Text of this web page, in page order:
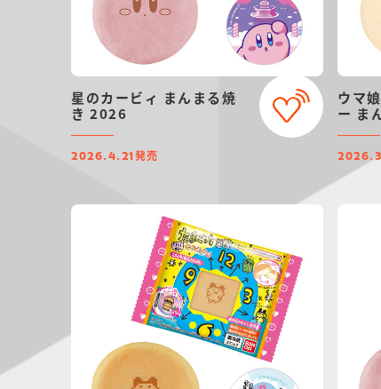
星のカービィ まんまる焼
き 2026
2026.4.21 発売
ウマ
ー ま